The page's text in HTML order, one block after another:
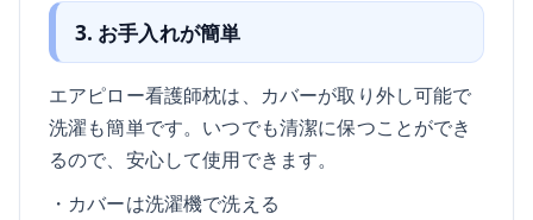
3. お手入れが簡単
エアピロー看護師枕は、カバーが取り外し可能で
洗濯も簡単です。いつでも清潔に保つことができ
るので、安心して使用できます。
・カバーは洗濯機で洗える